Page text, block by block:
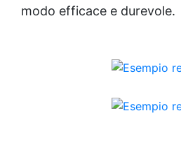
modo efficace e durevole.